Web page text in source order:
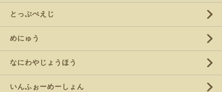
とっぷぺえじ
めにゅう
なにわやじょうほう
いんふぉーめーしょん